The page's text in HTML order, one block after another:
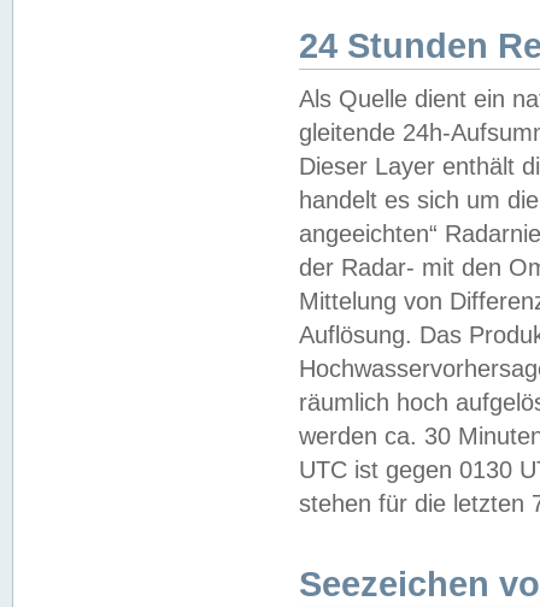
24 Stunden
Als Quelle dient ein
gleitende 24h-
Dieser Layer enthält
handelt es sich um
angeeichten“
der Radar- mit den
Mittelung von
Auflösung. Das
räumlich hoch
werden ca. 30
UTC ist gegen 0130
stehen für die letzten
Seezeichen